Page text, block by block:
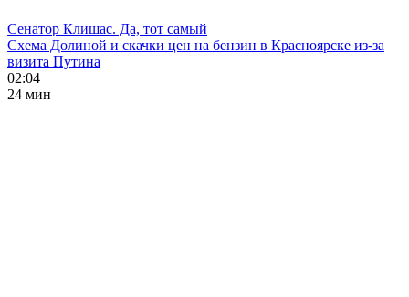
Сенатор Клишас. Да, тот самый
Схема Долиной и скачки цен на бензин в Красноярске из-за
визита Путина
02:04
24 мин